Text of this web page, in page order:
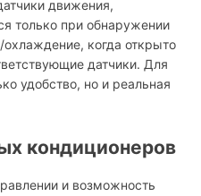
движения,
только при обнаружении
когда открыто
датчики. Для
удобство, но и реальная
кондиционеров
и возможность